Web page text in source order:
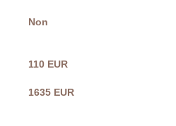
Non
110 EUR
1635 EUR